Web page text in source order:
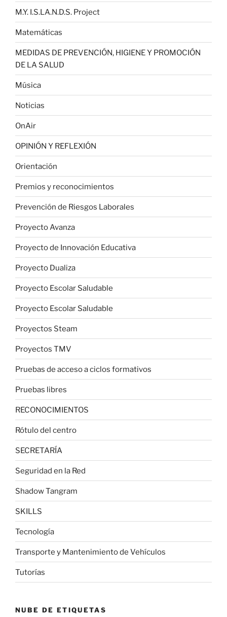
M.Y. I.S.LA.N.D.S. Project
Matemáticas
MEDIDAS DE PREVENCIÓN, HIGIENE Y PROMOCIÓN
DE LA SALUD
Música
Noticias
OnAir
OPINIÓN Y REFLEXIÓN
Orientación
Premios y reconocimientos
Prevención de Riesgos Laborales
Proyecto Avanza
Proyecto de Innovación Educativa
Proyecto Dualiza
Proyecto Escolar Saludable
Proyecto Escolar Saludable
Proyectos Steam
Proyectos TMV
Pruebas de acceso a ciclos formativos
Pruebas libres
RECONOCIMIENTOS
Rótulo del centro
SECRETARÍA
Seguridad en la Red
Shadow Tangram
SKILLS
Tecnología
Transporte y Mantenimiento de Vehículos
Tutorías
NUBE DE ETIQUETAS